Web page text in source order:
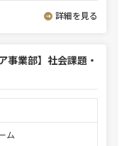
詳細を見る
事業部】社会課題・
ム